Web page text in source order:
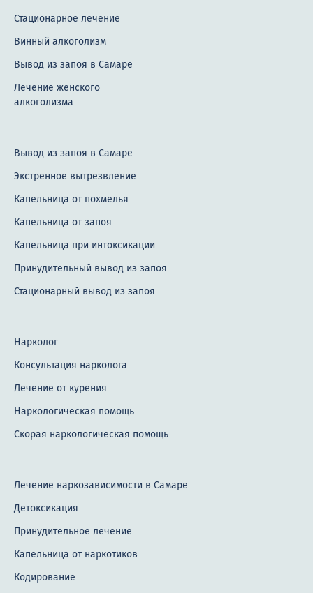
Стационарное лечение
Винный алкоголизм
Вывод из запоя в Самаре
Лечение женского
алкоголизма
Вывод из запоя в Самаре
Экстренное вытрезвление
Капельница от похмелья
Капельница от запоя
Капельница при интоксикации
Принудительный вывод из запоя
Стационарный вывод из запоя
Нарколог
Консультация нарколога
Лечение от курения
Наркологическая помощь
Скорая наркологическая помощь
Лечение наркозависимости в Самаре
Детоксикация
Принудительное лечение
Капельница от наркотиков
Кодирование